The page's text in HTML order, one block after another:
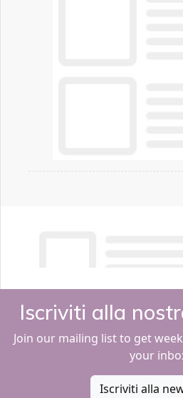
Iscriviti alla
Join our mailing list to get
your
Iscriviti alla